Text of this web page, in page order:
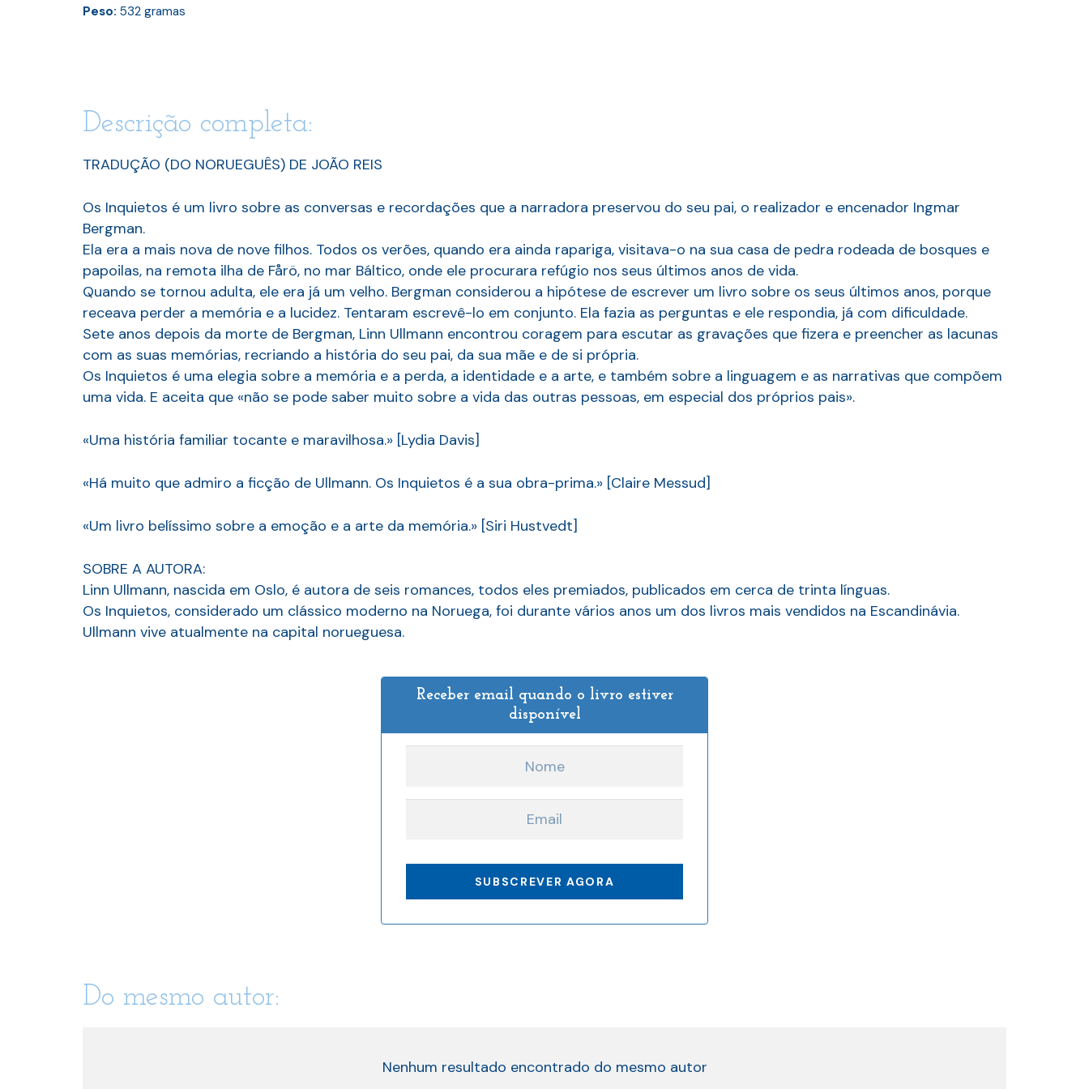
Peso: 532 gramas
Descrição completa:
TRADUÇÃO (DO NORUEGUÊS) DE JOÃO REIS
Os Inquietos é um livro sobre as conversas e recordações que a narradora preservou do seu pai, o realizador e encenador Ingmar
Bergman.
Ela era a mais nova de nove filhos. Todos os verões, quando era ainda rapariga, visitava-o na sua casa de pedra rodeada de bosques e
papoilas, na remota ilha de Fårö, no mar Báltico, onde ele procurara refúgio nos seus últimos anos de vida.
Quando se tornou adulta, ele era já um velho. Bergman considerou a hipótese de escrever um livro sobre os seus últimos anos, porque
receava perder a memória e a lucidez. Tentaram escrevê-lo em conjunto. Ela fazia as perguntas e ele respondia, já com dificuldade.
Sete anos depois da morte de Bergman, Linn Ullmann encontrou coragem para escutar as gravações que fizera e preencher as lacunas
com as suas memórias, recriando a história do seu pai, da sua mãe e de si própria.
Os Inquietos é uma elegia sobre a memória e a perda, a identidade e a arte, e também sobre a linguagem e as narrativas que compõem
uma vida. E aceita que «não se pode saber muito sobre a vida das outras pessoas, em especial dos próprios pais».
«Uma história familiar tocante e maravilhosa.» [Lydia Davis]
«Há muito que admiro a ficção de Ullmann. Os Inquietos é a sua obra-prima.» [Claire Messud]
«Um livro belíssimo sobre a emoção e a arte da memória.» [Siri Hustvedt]
SOBRE A AUTORA:
Linn Ullmann, nascida em Oslo, é autora de seis romances, todos eles premiados, publicados em cerca de trinta línguas.
Os Inquietos, considerado um clássico moderno na Noruega, foi durante vários anos um dos livros mais vendidos na Escandinávia.
Ullmann vive atualmente na capital norueguesa.
Receber email quando o livro estiver
disponível
Do mesmo autor:
Nenhum resultado encontrado do mesmo autor